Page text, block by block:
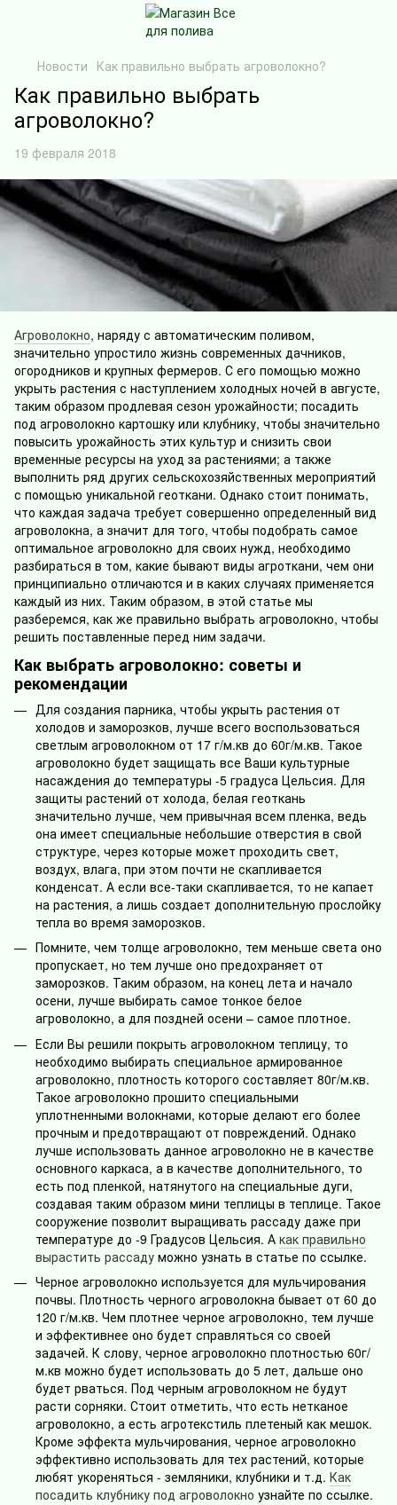
Новости Как правильно выбрать агроволокно?
Как правильно выбрать
агроволокно?
19 февраля 2018
Агроволокно, наряду с автоматическим поливом,
значительно упростило жизнь современных дачников,
огородников и крупных фермеров. С его помощью можно
укрыть растения с наступлением холодных ночей в августе,
таким образом продлевая сезон урожайности; посадить
под агроволокно картошку или клубнику, чтобы значительно
повысить урожайность этих культур и снизить свои
временные ресурсы на уход за растениями; а также
выполнить ряд других сельскохозяйственных мероприятий
с помощью уникальной геоткани. Однако стоит понимать,
что каждая задача требует совершенно определенный вид
агроволокна, а значит для того, чтобы подобрать самое
оптимальное агроволокно для своих нужд, необходимо
разбираться в том, какие бывают виды агроткани, чем они
принципиально отличаются и в каких случаях применяется
каждый из них. Таким образом, в этой статье мы
разберемся, как же правильно выбрать агроволокно, чтобы
решить поставленные перед ним задачи.
Как выбрать агроволокно: советы и
рекомендации
Для создания парника, чтобы укрыть растения от
холодов и заморозков, лучше всего воспользоваться
светлым агроволокном от 17 г/м.кв до 60г/м.кв. Такое
агроволокно будет защищать все Ваши культурные
насаждения до температуры -5 градуса Цельсия. Для
защиты растений от холода, белая геоткань
значительно лучше, чем привычная всем пленка, ведь
она имеет специальные небольшие отверстия в свой
структуре, через которые может проходить свет,
воздух, влага, при этом почти не скапливается
конденсат. А если все-таки скапливается, то не капает
на растения, а лишь создает дополнительную прослойку
тепла во время заморозков.
Помните, чем толще агроволокно, тем меньше света оно
пропускает, но тем лучше оно предохраняет от
заморозков. Таким образом, на конец лета и начало
осени, лучше выбирать самое тонкое белое
агроволокно, а для поздней осени – самое плотное.
Если Вы решили покрыть агроволокном теплицу, то
необходимо выбирать специальное армированное
агроволокно, плотность которого составляет 80г/м.кв.
Такое агроволокно прошито специальными
уплотненными волокнами, которые делают его более
прочным и предотвращают от повреждений. Однако
лучше использовать данное агроволокно не в качестве
основного каркаса, а в качестве дополнительного, то
есть под пленкой, натянутого на специальные дуги,
создавая таким образом мини теплицы в теплице. Такое
сооружение позволит выращивать рассаду даже при
температуре до -9 Градусов Цельсия. А как правильно
вырастить рассаду можно узнать в статье по ссылке.
Черное агроволокно используется для мульчирования
почвы. Плотность черного агроволокна бывает от 60 до
120 г/м.кв. Чем плотнее черное агроволокно, тем лучше
и эффективнее оно будет справляться со своей
задачей. К слову, черное агроволокно плотностью 60г/
м.кв можно будет использовать до 5 лет, дальше оно
будет рваться. Под черным агроволокном не будут
расти сорняки. Стоит отметить, что есть нетканое
агроволокно, а есть агротекстиль плетеный как мешок.
Кроме эффекта мульчирования, черное агроволокно
эффективно использовать для тех растений, которые
любят укореняться - земляники, клубники и т.д. Как
посадить клубнику под агроволокно узнайте по ссылке.